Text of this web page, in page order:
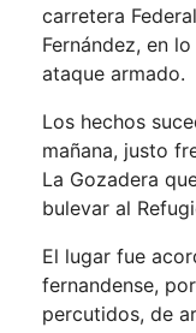
carretera
Fernández, en
ataque armado.
Los hechos
mañana, justo
La Gozadera
bulevar al
El lugar fue
fernandense,
percutidos, de